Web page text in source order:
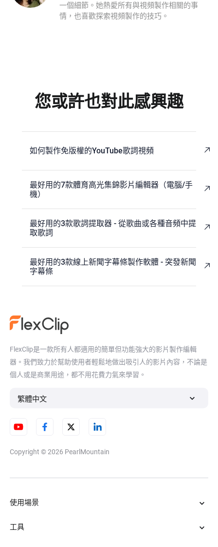
一個細節。她熱愛所有與視頻製作相關的事
情，也喜歡探索視頻製作的技巧。
您或許也對此感興趣
如何製作免版權的YouTube歌詞視頻
最好用的7款體育高光集錦影片編輯器（電腦/手
機）
最好用的3款歌詞提取器 - 從歌曲或各種音頻中提
取歌詞
最好用的3款線上新聞字幕條製作軟體 - 突發新聞
字幕條
FlexClip是一款所有人都適用的簡單但功能強大的影片製作編輯
器。我們致力於幫助使用者輕鬆地做出吸引人的影片內容，不論是
個人或是商業用途，都不用花費力氣來學習。
繁體中文
Copyright © 2026 PearlMountain
使用場景
工具